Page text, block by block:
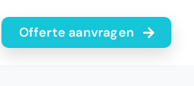
offerte aanvragen